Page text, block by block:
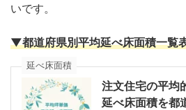
いです。
▼都道府県別平均延べ床面積一覧
延べ床面積
注文住宅の平均
延べ床面積を都